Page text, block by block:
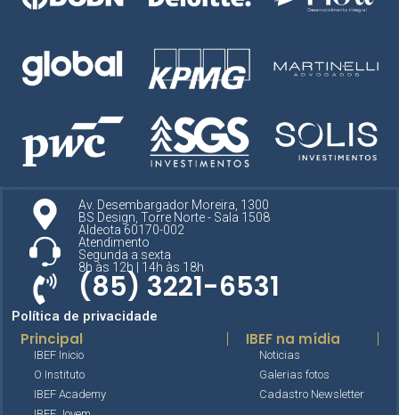
Av. Desembargador Moreira, 1300
BS Design, Torre Norte - Sala 1508
Aldeota 60170-002
Atendimento
Segunda a sexta
8h às 12h | 14h às 18h
(85) 3221-6531
Política de privacidade
Principal
IBEF Inicio
O Instituto
IBEF Academy
IBEF na mídia
Noticias
Galerias fotos
Cadastro Newsletter